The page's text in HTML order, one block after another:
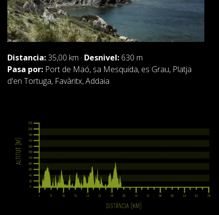
COMPROMISO AMBIENTAL
PROYECTO DE CONSERVACIÓN
0º PLÁSTICO
RECUPERACIÓN DE TORRENTES
RESEÑAS
Distancia: 35,00 km · Desnivel: 630 m
Pasa por: Port de Maó, sa Mesquida, es Grau, Platja
d'en Tortuga, Favàritx, Addaia